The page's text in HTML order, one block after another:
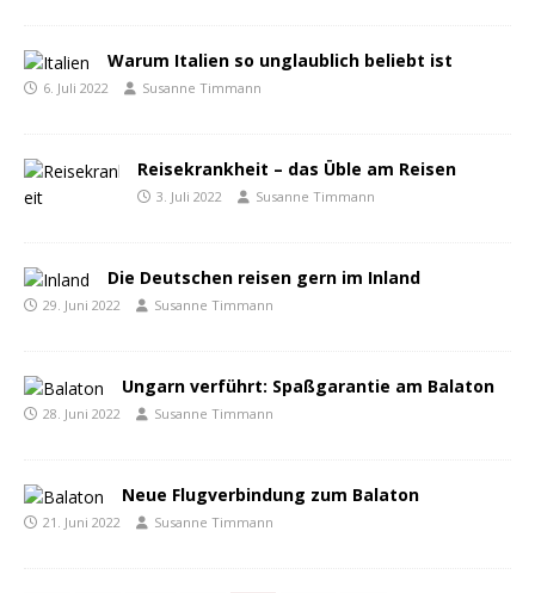
Warum Italien so unglaublich beliebt ist
6. Juli 2022 Susanne Timmann
Reisekrankheit – das Üble am Reisen
3. Juli 2022 Susanne Timmann
Die Deutschen reisen gern im Inland
29. Juni 2022 Susanne Timmann
Ungarn verführt: Spaßgarantie am Balaton
28. Juni 2022 Susanne Timmann
Neue Flugverbindung zum Balaton
21. Juni 2022 Susanne Timmann